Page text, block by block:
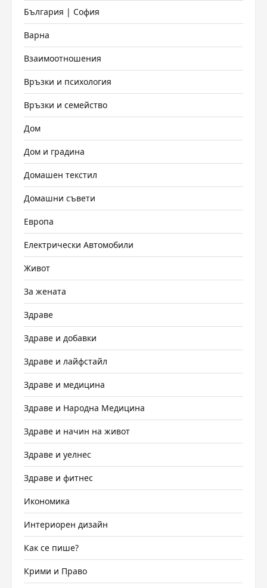
България | София
Варна
Взаимоотношения
Връзки и психология
Връзки и семейство
Дом
Дом и градина
Домашен текстил
Домашни съвети
Европа
Електрически Автомобили
Живот
За жената
Здраве
Здраве и добавки
Здраве и лайфстайл
Здраве и медицина
Здраве и Народна Медицина
Здраве и начин на живот
Здраве и уелнес
Здраве и фитнес
Икономика
Интериорен дизайн
Как се пише?
Крими и Право